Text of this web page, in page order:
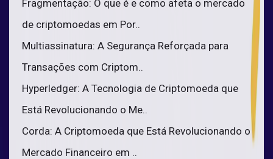
Fragmentação: O que é e como afeta o mercado
de criptomoedas em Por..
Multiassinatura: A Segurança Reforçada para
Transações com Criptom..
Hyperledger: A Tecnologia de Criptomoeda que
Está Revolucionando o Me..
Corda: A Criptomoeda que Está Revolucionando o
Mercado Financeiro em ..